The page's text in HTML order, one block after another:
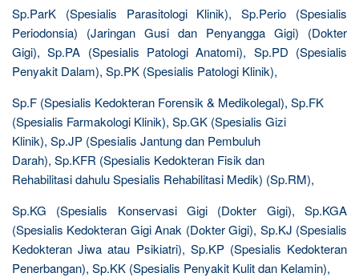
Sp.ParK (Spesialis Parasitologi Klinik), Sp.Perio (Spesialis
Periodonsia) (Jaringan Gusi dan Penyangga Gigi) (Dokter
Gigi), Sp.PA (Spesialis Patologi Anatomi), Sp.PD (Spesialis
Penyakit Dalam), Sp.PK (Spesialis Patologi Klinik),
Sp.F (Spesialis Kedokteran Forensik & Medikolegal), Sp.FK
(Spesialis Farmakologi Klinik), Sp.GK (Spesialis Gizi
Klinik), Sp.JP (Spesialis Jantung dan Pembuluh
Darah), Sp.KFR (Spesialis Kedokteran Fisik dan
Rehabilitasi dahulu Spesialis Rehabilitasi Medik) (Sp.RM),
Sp.KG (Spesialis Konservasi Gigi (Dokter Gigi), Sp.KGA
(Spesialis Kedokteran Gigi Anak (Dokter Gigi), Sp.KJ (Spesialis
Kedokteran Jiwa atau Psikiatri), Sp.KP (Spesialis Kedokteran
Penerbangan), Sp.KK (Spesialis Penyakit Kulit dan Kelamin),